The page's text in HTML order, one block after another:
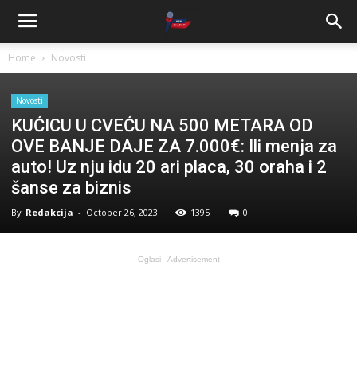
Home Novosti
Novosti
KUĆICU U CVEĆU NA 500 METARA OD
OVE BANJE DAJE ZA 7.000€: Ili menja za
auto! Uz nju idu 20 ari placa, 30 oraha i 2
šanse za biznis
By Redakcija - October 26, 2023 1395 0
Oglasi - Advertisement